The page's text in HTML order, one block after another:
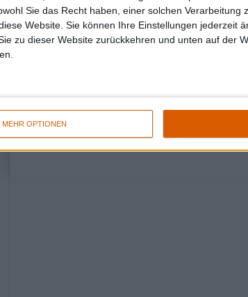
Sie das Recht haben, einer solchen Verarbeitung
Website. Sie können Ihre Einstellungen jederzeit
zu dieser Website zurückkehren und unten auf der
MEHR OPTIONEN
Konzertbericht
Fortress Festival 2026
Der große Festivalbericht